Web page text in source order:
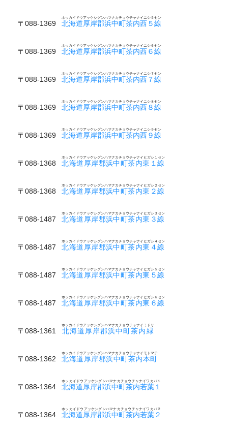
〒088-1369 北海道厚岸郡浜中町茶内西５線
ホッカイドウアッケシグンハマナカチョウチャナイニシ５セン
〒088-1369 北海道厚岸郡浜中町茶内西６線
ホッカイドウアッケシグンハマナカチョウチャナイニシ６セン
〒088-1369 北海道厚岸郡浜中町茶内西７線
ホッカイドウアッケシグンハマナカチョウチャナイニシ７セン
〒088-1369 北海道厚岸郡浜中町茶内西８線
ホッカイドウアッケシグンハマナカチョウチャナイニシ８セン
〒088-1369 北海道厚岸郡浜中町茶内西９線
ホッカイドウアッケシグンハマナカチョウチャナイニシ９セン
〒088-1368 北海道厚岸郡浜中町茶内東１線
ホッカイドウアッケシグンハマナカチョウチャナイヒガシ１セン
〒088-1368 北海道厚岸郡浜中町茶内東２線
ホッカイドウアッケシグンハマナカチョウチャナイヒガシ２セン
〒088-1487 北海道厚岸郡浜中町茶内東３線
ホッカイドウアッケシグンハマナカチョウチャナイヒガシ３セン
〒088-1487 北海道厚岸郡浜中町茶内東４線
ホッカイドウアッケシグンハマナカチョウチャナイヒガシ４セン
〒088-1487 北海道厚岸郡浜中町茶内東５線
ホッカイドウアッケシグンハマナカチョウチャナイヒガシ５セン
〒088-1487 北海道厚岸郡浜中町茶内東６線
ホッカイドウアッケシグンハマナカチョウチャナイヒガシ６セン
〒088-1361 北海道厚岸郡浜中町茶内緑
ホッカイドウアッケシグンハマナカチョウチャナイミドリ
〒088-1362 北海道厚岸郡浜中町茶内本町
ホッカイドウアッケシグンハマナカチョウチャナイモトマチ
〒088-1364 北海道厚岸郡浜中町茶内若葉１
ホッカイドウアッケシグンハマナカチョウチャナイワカバ１
〒088-1364 北海道厚岸郡浜中町茶内若葉２
ホッカイドウアッケシグンハマナカチョウチャナイワカバ２